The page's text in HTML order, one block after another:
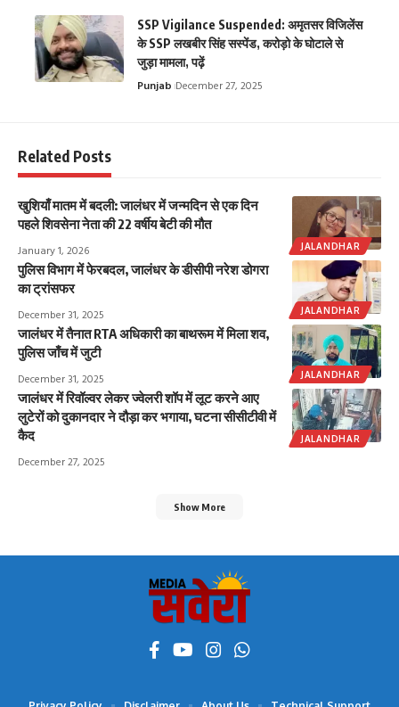
SSP Vigilance Suspended: अमृतसर विजिलेंस
के SSP लखबीर सिंह सस्पेंड, करोड़ो के घोटाले से
जुड़ा मामला, पढ़ें
Punjab December 27, 2025
Related Posts
JALANDHAR
खुशियाँ मातम में बदली: जालंधर में जन्मदिन से एक दिन
पहले शिवसेना नेता की 22 वर्षीय बेटी की मौत
January 1, 2026
JALANDHAR
पुलिस विभाग में फेरबदल, जालंधर के डीसीपी नरेश डोगरा
का ट्रांसफर
December 31, 2025
JALANDHAR
जालंधर में तैनात RTA अधिकारी का बाथरूम में मिला शव,
पुलिस जाँच में जुटी
December 31, 2025
JALANDHAR
जालंधर में रिवॉल्वर लेकर ज्वेलरी शॉप में लूट करने आए
लुटेरों को दुकानदार ने दौड़ा कर भगाया, घटना सीसीटीवी में
कैद
December 27, 2025
Show More